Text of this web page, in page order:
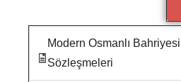
Modern Osmanlı
Sözleşmeleri